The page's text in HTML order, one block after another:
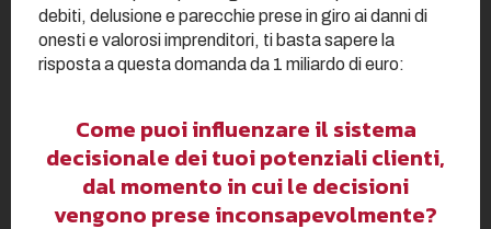
debiti, delusione e parecchie prese in giro ai danni di
onesti e valorosi imprenditori, ti basta sapere la
risposta a questa domanda da 1 miliardo di euro:
Come puoi influenzare il sistema
decisionale dei tuoi potenziali clienti,
dal momento in cui le decisioni
vengono prese inconsapevolmente?